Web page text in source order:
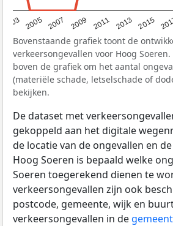
2003 2005 2007 2009 2011 2013 2015
Bovenstaande grafiek toont de
verkeersongevallen voor Hoog
boven de grafiek om het aantal
(materiële schade, letselschade of
bekijken.
De dataset met
gekoppeld aan het digitale
de locatie van de ongevallen en
Hoog Soeren is bepaald welke
Soeren toegerekend dienen te
verkeersongevallen zijn ook
postcode, gemeente, wijk en
verkeersongevallen in de